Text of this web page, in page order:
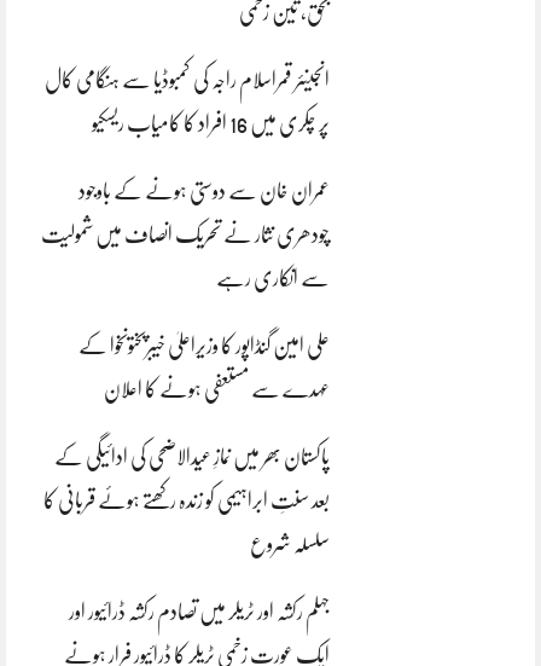
بحق، تین زخمی
انجینئر قمراسلام راجہ کی کمبوڈیا سے ہنگامی کال
پر چکری میں 16 افراد کا کامیاب ریسکیو
عمران خان سے دوستی ہونے کے باوجود
چودھری نثار نے تحریک انصاف میں شمولیت
سے انکاری رہے
علی امین گنڈاپور کا وزیراعلیٰ خیبرپختونخوا کے
عہدے سے مستعفی ہونے کا اعلان
پاکستان بھر میں نمازِ عیدالاضحی کی ادائیگی کے
بعد سنتِ ابراہیمی کو زندہ رکھتے ہوئے قربانی کا
سلسلہ شروع
جہلم رکشہ اور ٹریلر میں تصادم رکشہ ڈرائیور اور
ایک عورت زخمی ٹریلر کا ڈرائیور فرار ہونے